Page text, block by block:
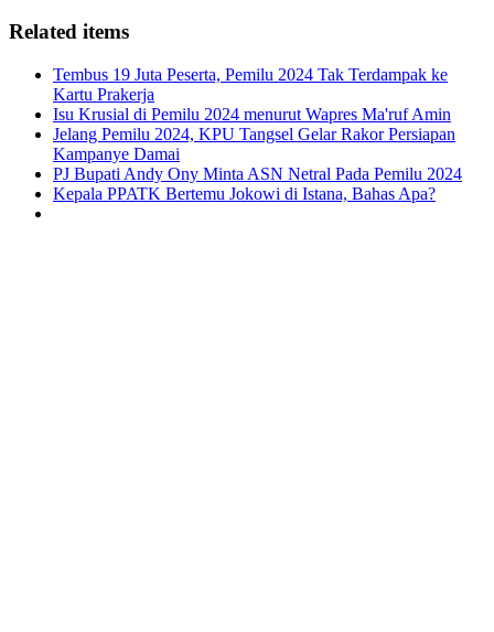
Related items
Tembus 19 Juta Peserta, Pemilu 2024 Tak Terdampak ke
Kartu Prakerja
Isu Krusial di Pemilu 2024 menurut Wapres Ma'ruf Amin
Jelang Pemilu 2024, KPU Tangsel Gelar Rakor Persiapan
Kampanye Damai
PJ Bupati Andy Ony Minta ASN Netral Pada Pemilu 2024
Kepala PPATK Bertemu Jokowi di Istana, Bahas Apa?